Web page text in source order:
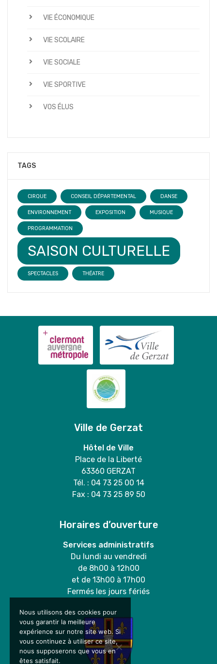
VIE ÉCONOMIQUE
VIE SCOLAIRE
VIE SOCIALE
VIE SPORTIVE
VOS ÉLUS
TAGS
CIRQUE CONSEIL DÉPARTEMENTAL DANSE
ENVIRONNEMENT EXPOSITION MUSIQUE
PROGRAMMATION
SAISON CULTURELLE
SPECTACLES THÉATRE
Ville de Gerzat
Hôtel de Ville
Place de la Liberté
63360 GERZAT
Tél. : 04 73 25 00 14
Fax : 04 73 25 89 50
Horaires d’ouverture
Services administratifs
Du lundi au vendredi
de 8h00 à 12h00
et de 13h00 à 17h00
Fermés les jours fériés
Nous utilisons des cookies pour
vous garantir la meilleure
expérience sur notre site web. Si
vous continuez à utiliser ce site,
nous supposerons que vous en
êtes satisfait.